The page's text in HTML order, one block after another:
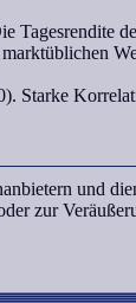
Starke
und
zur